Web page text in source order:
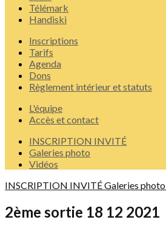
Télémark
Handiski
Inscriptions
Tarifs
Agenda
Dons
Règlement intérieur et statuts
L'équipe
Accès et contact
INSCRIPTION INVITÉ
Galeries photo
Vidéos
INSCRIPTION INVITÉGaleries photo
2ème sortie 18 12 2021